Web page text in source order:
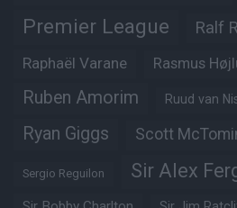
Premier League Ralf
Raphaël Varane Rasmus
Ruben Amorim Ruud van
Ryan Giggs Scott
Sergio Reguilon Sir Alex